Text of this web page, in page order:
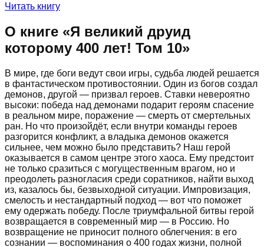
Читать книгу
О книге «Я великий друид
которому 400 лет! Том 10»
В мире, где боги ведут свои игры, судьба людей решается
в фантастическом противостоянии. Один из богов создал
демонов, другой — призвал героев. Ставки невероятно
высоки: победа над демонами подарит героям спасение
в реальном мире, поражение — смерть от смертельных
ран. Но что произойдёт, если внутри команды героев
разгорится конфликт, а владыка демонов окажется
сильнее, чем можно было представить? Наш герой
оказывается в самом центре этого хаоса. Ему предстоит
не только сразиться с могущественным врагом, но и
преодолеть разногласия среди соратников, найти выход
из, казалось бы, безвыходной ситуации. Импровизация,
смелость и нестандартный подход — вот что поможет
ему одержать победу. После триумфальной битвы герой
возвращается в современный мир — в Россию. Но
возвращение не приносит полного облегчения: в его
сознании — воспоминания о 400 годах жизни, полной